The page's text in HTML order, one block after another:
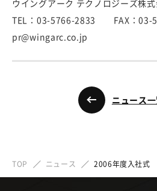
ウイングアーク テクノロジーズ
TEL：03-5766-2833 FAX：03-
pr@wingarc.co.jp
ニュース
TOP ニュース 2006年度入社式